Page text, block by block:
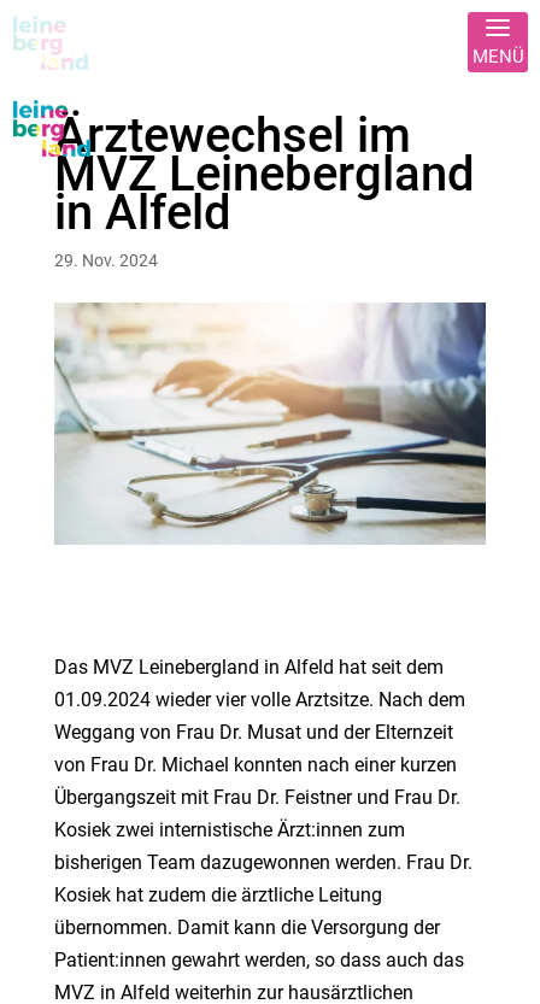
Ärztewechsel im
MVZ Leinebergland
in Alfeld
29. Nov. 2024
Das MVZ Leinebergland in Alfeld hat seit dem
01.09.2024 wieder vier volle Arztsitze. Nach dem
Weggang von Frau Dr. Musat und der Elternzeit
von Frau Dr. Michael konnten nach einer kurzen
Übergangszeit mit Frau Dr. Feistner und Frau Dr.
Kosiek zwei internistische Ärzt:innen zum
bisherigen Team dazugewonnen werden. Frau Dr.
Kosiek hat zudem die ärztliche Leitung
übernommen. Damit kann die Versorgung der
Patient:innen gewahrt werden, so dass auch das
MVZ in Alfeld weiterhin zur hausärztlichen